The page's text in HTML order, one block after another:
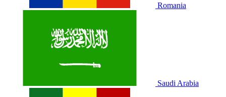
Romania
Saudi Arabia